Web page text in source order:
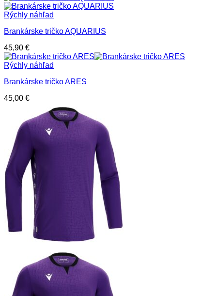
Rýchly náhľad
Brankárske tričko AQUARIUS
45,90 €
Rýchly náhľad
Brankárske tričko ARES
45,00 €